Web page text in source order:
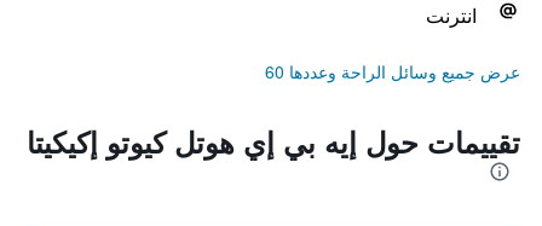
انترنت
عرض جميع وسائل الراحة وعددها 60
تقييمات حول إيه بي إي هوتل كيوتو إكيكيتا